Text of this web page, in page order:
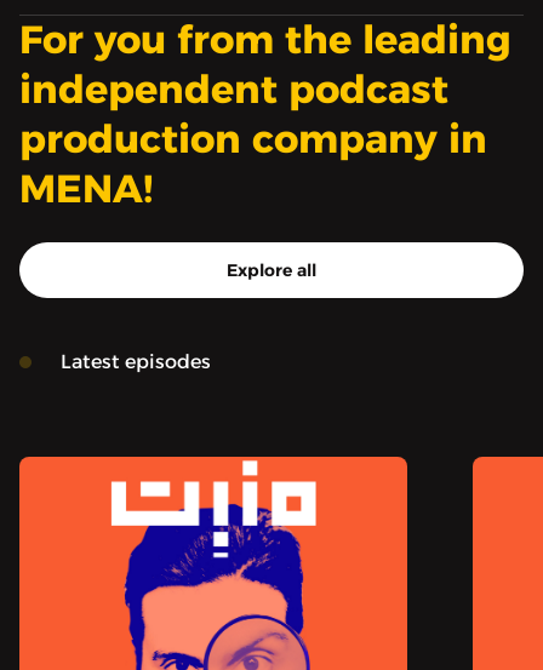
إلى أولّ حفلة حضرها له، ثم
آخر حفلة، وسط ما حملته
تلك السنين من أحداث ثقيلة
وتناقضات.
For you from the leading
independent podcast
production company in
MENA!
Explore all
Latest episodes